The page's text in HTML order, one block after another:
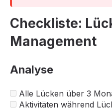
Checkliste:
Management
Analyse
Alle Lücken über 3
Aktivitäten während